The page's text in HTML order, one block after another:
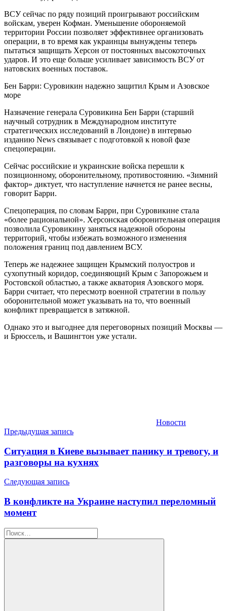
ВСУ сейчас по ряду позиций проигрывают российским
войскам, уверен Кофман. Уменьшение обороняемой
территории России позволяет эффективнее организовать
операции, в то время как украинцы вынуждены теперь
пытаться защищать Херсон от постоянных высокоточных
ударов. И это еще больше усиливает зависимость ВСУ от
натовских военных поставок.
Бен Барри: Суровикин надежно защитил Крым и Азовское
море
Назначение генерала Суровикина Бен Барри (старший
научный сотрудник в Международном институте
стратегических исследований в Лондоне) в интервью
изданию News связывает с подготовкой к новой фазе
спецоперации.
Сейчас российские и украинские войска перешли к
позиционному, оборонительному, противостоянию. «Зимний
фактор» диктует, что наступление начнется не ранее весны,
говорит Барри.
Спецоперация, по словам Барри, при Суровикине стала
«более рациональной». Херсонская оборонительная операция
позволила Суровикину заняться надежной обороны
территорий, чтобы избежать возможного изменения
положения границ под давлением ВСУ.
Теперь же надежнее защищен Крымский полуостров и
сухопутный коридор, соединяющий Крым с Запорожьем и
Ростовской областью, а также акватория Азовского моря.
Барри считает, что пересмотр военной стратегии в пользу
оборонительной может указывать на то, что военный
конфликт превращается в затяжной.
Однако это и выгоднее для переговорных позиций Москвы —
и Брюссель, и Вашингтон уже устали.
Новости
Навигация
по
записям
Предыдущая запись
Ситуация в Киеве вызывает панику и тревогу, и
разговоры на кухнях
Следующая запись
В конфликте на Украине наступил переломный
момент
Найти: